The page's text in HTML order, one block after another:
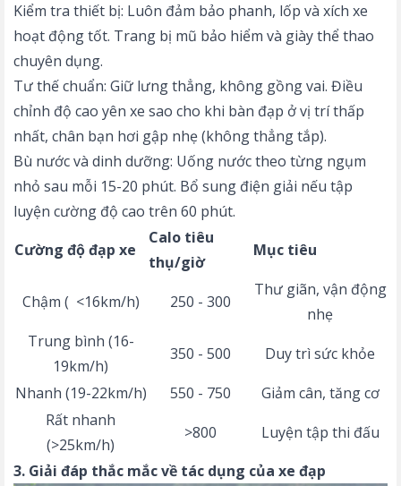
Kiểm tra thiết bị: Luôn đảm bảo phanh, lốp và xích xe
hoạt động tốt. Trang bị mũ bảo hiểm và giày thể thao
chuyên dụng.
Tư thế chuẩn: Giữ lưng thẳng, không gồng vai. Điều
chỉnh độ cao yên xe sao cho khi bàn đạp ở vị trí thấp
nhất, chân bạn hơi gập nhẹ (không thẳng tắp).
Bù nước và dinh dưỡng: Uống nước theo từng ngụm
nhỏ sau mỗi 15-20 phút. Bổ sung điện giải nếu tập
luyện cường độ cao trên 60 phút.
Cường độ đạp xe
Calo tiêu
thụ/giờ
Mục tiêu
Chậm ( <16km/h) 250 - 300
Thư giãn, vận động
nhẹ
Trung bình (16-
19km/h)
350 - 500
Duy trì sức khỏe
Nhanh (19-22km/h)
550 - 750
Giảm cân, tăng cơ
Rất nhanh
(>25km/h)
>800
Luyện tập thi đấu
3. Giải đáp thắc mắc về tác dụng của xe đạp